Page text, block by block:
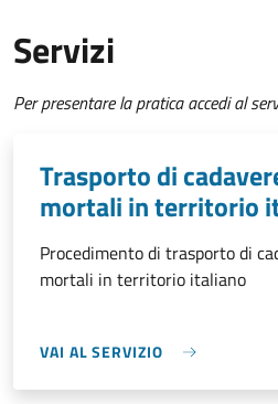
Servizi
Per presentare la pratica accedi al
Trasporto di
mortali in territorio
Procedimento di trasporto di
mortali in territorio italiano
VAI AL SERVIZIO